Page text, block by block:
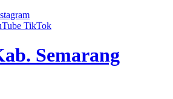
TikTok
Semarang